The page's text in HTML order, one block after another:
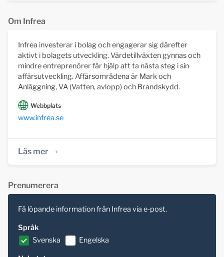
Om Infrea
Infrea investerar i bolag och engagerar sig därefter
aktivt i bolagets utveckling. Värdetillväxten gynnas och
mindre entreprenörer får hjälp att ta nästa steg i sin
affärsutveckling. Affärsområdena är Mark och
Anläggning, VA (Vatten, avlopp) och Brandskydd.
Webbplats
www.infrea.se
Läs mer
Prenumerera
Få löpande information från Infrea via e-post.
Språk
Svenska
Engelska